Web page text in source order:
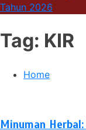
Tahun 2026
Tag: KIR
Home
Minuman